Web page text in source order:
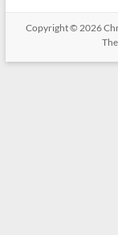
Copyright © 2026